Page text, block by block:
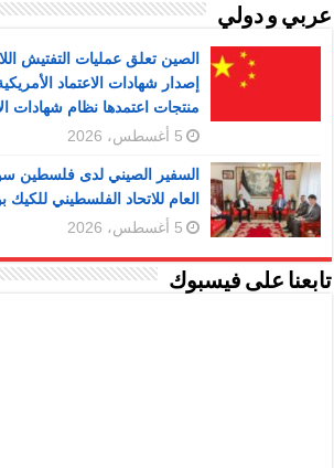
عربي و دولي
الصين تعلق عمليات التفتيش
إصدار شهادات الاعتماد
منتجات اعتمدها نظام شهادات
5 أغسطس، 2026
السفير الصيني لدى فلسطين
العام للاتحاد الفلسطيني للكيك
5 أغسطس، 2026
تابعنا على فيسبوك